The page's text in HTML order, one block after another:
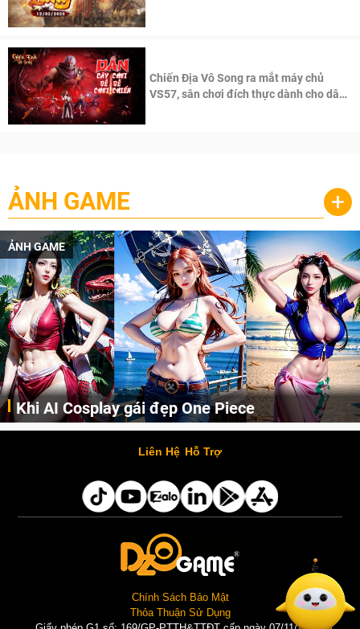
Chiến Địa Vô Song ra mắt máy chủ
VS57, sân chơi đích thực dành cho dân
ẢNH GAME +
ẢNH GAME
Khi AI Cosplay gái đẹp One Piece
Những cô nàng nóng bỏng Boa Hancock, Nico Robin, Nami, Yamato hay Perona được AI vẽ lại dưới hình thức Cosplay cực kỳ chuẩn chỉnh.
Liên Hệ Hỗ Trợ
Chính Sách Bảo Mật
Thỏa Thuận Sử Dụng